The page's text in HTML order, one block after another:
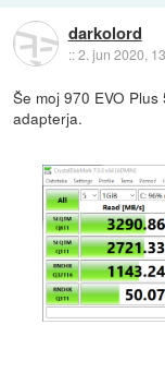
darkolord
::2. jun 2020,
Še moj 970 EVO
adapterja.